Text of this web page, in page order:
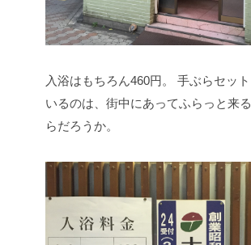
入浴はもちろん460円。
手ぶらセッ
いるのは、街中にあってふらっと来
らだろうか。